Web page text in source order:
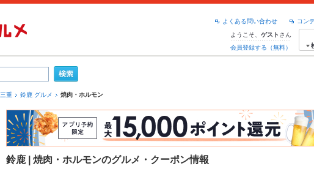
コン
よくある問い合わせ
ようこそ、 ゲスト さん
会員登録する（無料）
三重 鈴鹿 グルメ 焼肉・ホルモン
鈴鹿 | 焼肉・ホルモンのグルメ・クーポン情報